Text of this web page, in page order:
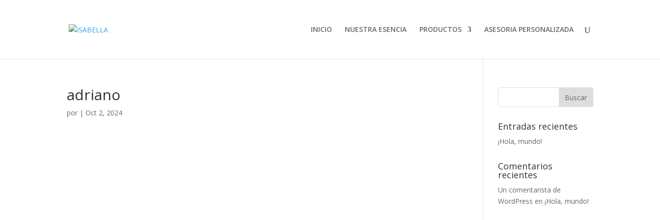
INICIO NUESTRA ESENCIA PRODUCTOS ASESORIA PERSONALIZADA
adriano
por | Oct 2, 2024
Entradas recientes
¡Hola, mundo!
Comentarios
recientes
Un comentarista de
WordPress en¡Hola, mundo!